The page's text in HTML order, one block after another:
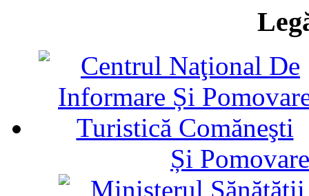
Și